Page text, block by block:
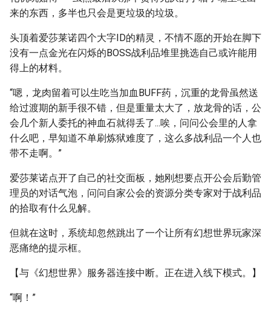
来的东西，多半也只会是更垃圾的垃圾。
头顶着爱莎莱诺四个大字ID的精灵，不情不愿的开始在脚下
没有一点金光在闪烁的BOSS战利品堆里挑选自己或许能用
得上的材料。
“嗯，龙肉留着可以生吃当加血BUFF药，沉重的龙骨虽然送
给过渡期的新手很不错，但是重量太大了，放龙骨的话，公
会几个新人委托的神血石就得丢了...唉，问问公会里的人拿
什么吧，早知道不单刷炼狱难度了，这么多战利品一个人也
带不走啊。”
爱莎莱诺点开了自己的社交面板，她刚想要点开公会后勤管
理员的对话气泡，问问自家公会的资源分类专家对于战利品
的拾取有什么见解。
但就在这时，系统却忽然跳出了一个让所有幻想世界玩家深
恶痛绝的提示框。
【与《幻想世界》服务器连接中断。正在进入线下模式。】
“啊！”